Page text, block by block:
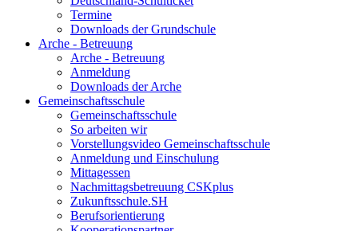
Termine
Downloads der Grundschule
Arche - Betreuung
Arche - Betreuung
Anmeldung
Downloads der Arche
Gemeinschaftsschule
Gemeinschaftsschule
So arbeiten wir
Vorstellungsvideo Gemeinschaftsschule
Anmeldung und Einschulung
Mittagessen
Nachmittagsbetreuung CSKplus
Zukunftsschule.SH
Berufsorientierung